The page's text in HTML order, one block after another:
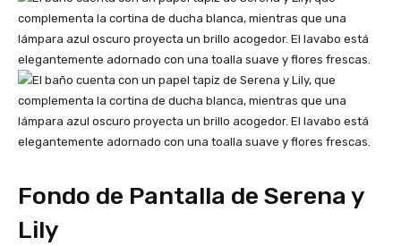
Fondo de Pantalla de Serena y
Lily